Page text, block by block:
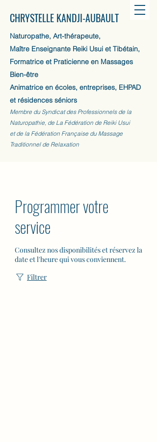
CHRYSTELLE KANDJI-AUBAULT
Naturopathe, Art-thérapeute,
Maître Enseignante Reiki Usui et Tibétain,
Formatrice et Praticienne en Massages
Bien-être
Animatrice en écoles, entreprises, EHPAD
et résidences séniors
Membre du Syndicat des Professionnels de la
Naturopathie, de La Fédération de Reiki Usui
et de la Fédération Française du Massage
Traditionnel de Relaxation
Programmer votre
service
Consultez nos disponibilités et réservez la
date et l'heure qui vous conviennent.
Filtrer